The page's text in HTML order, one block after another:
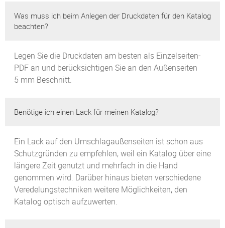
Was muss ich beim Anlegen der Druckdaten für den Katalog
beachten?
Legen Sie die Druckdaten am besten als Einzelseiten-
PDF an und berücksichtigen Sie an den Außenseiten
5 mm Beschnitt.
Benötige ich einen Lack für meinen Katalog?
Ein Lack auf den Umschlagaußenseiten ist schon aus
Schutzgründen zu empfehlen, weil ein Katalog über eine
längere Zeit genutzt und mehrfach in die Hand
genommen wird. Darüber hinaus bieten verschiedene
Veredelungstechniken weitere Möglichkeiten, den
Katalog optisch aufzuwerten.